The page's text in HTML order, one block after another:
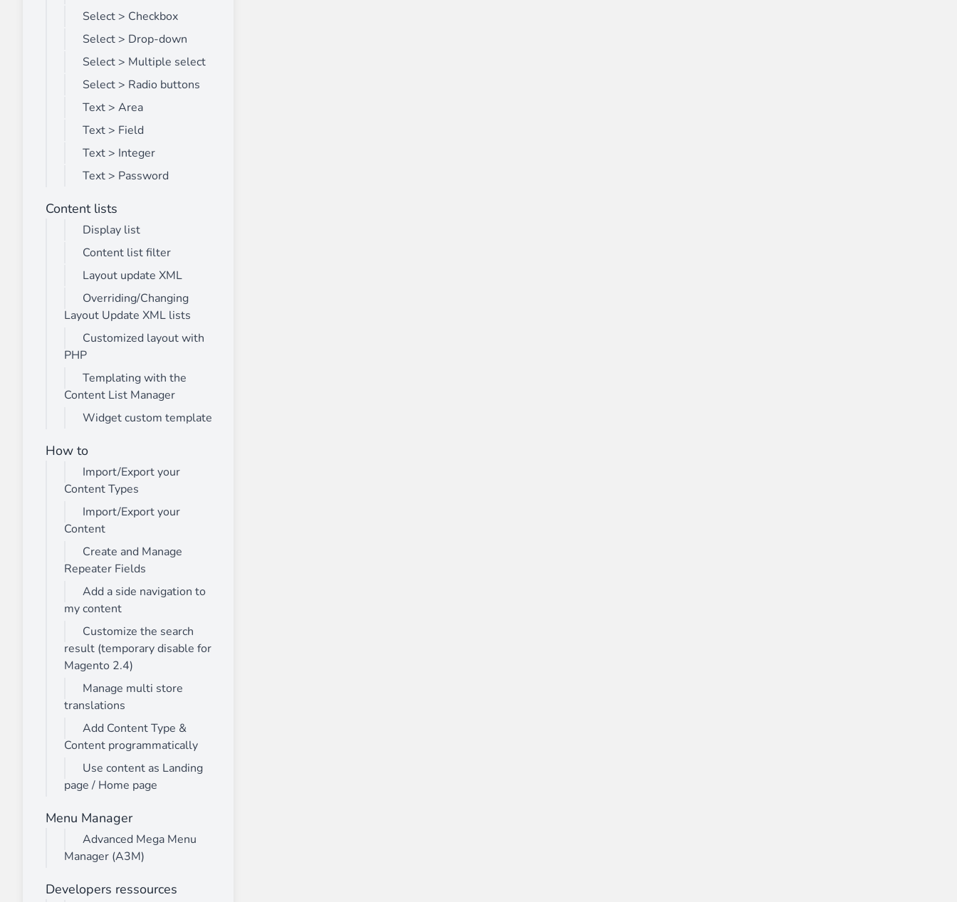
Select > Checkbox
Select > Drop-down
Select > Multiple select
Select > Radio buttons
Text > Area
Text > Field
Text > Integer
Text > Password
Content lists
Display list
Content list filter
Layout update XML
Overriding/Changing
Layout Update XML lists
Customized layout with
PHP
Templating with the
Content List Manager
Widget custom template
How to
Import/Export your
Content Types
Import/Export your
Content
Create and Manage
Repeater Fields
Add a side navigation to
my content
Customize the search
result (temporary disable for
Magento 2.4)
Manage multi store
translations
Add Content Type &
Content programmatically
Use content as Landing
page / Home page
Menu Manager
Advanced Mega Menu
Manager (A3M)
Developers ressources